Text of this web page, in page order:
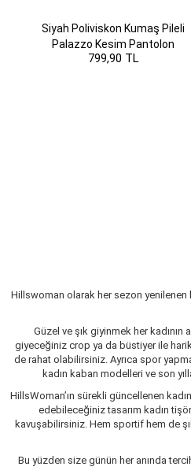
Siyah Poliviskon Kumaş Pileli
Palazzo Kesim Pantolon
799,90 TL
Hillswoman olarak her sezon
Güzel ve şık giyinmek her
giyeceğiniz crop ya da büstiyer ile
de rahat olabilirsiniz. Ayrıca spor
kadın kaban modelleri ve son
HillsWoman’ın sürekli güncellenen
edebileceğiniz tasarım kadın
kavuşabilirsiniz. Hem sportif hem de
Bu yüzden size günün her anında